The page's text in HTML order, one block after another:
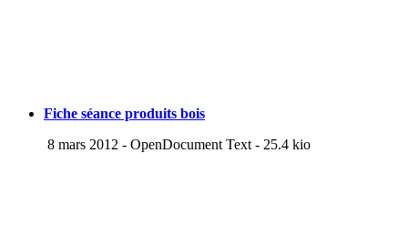
Fiche séance produits bois
8 mars 2012 - OpenDocument Text - 25.4 kio